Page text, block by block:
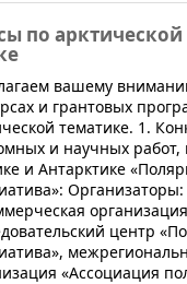
по арктической
вашему
и грантовых
тематике. 1.
и научных
и Антарктике
центр
«Ассоциация